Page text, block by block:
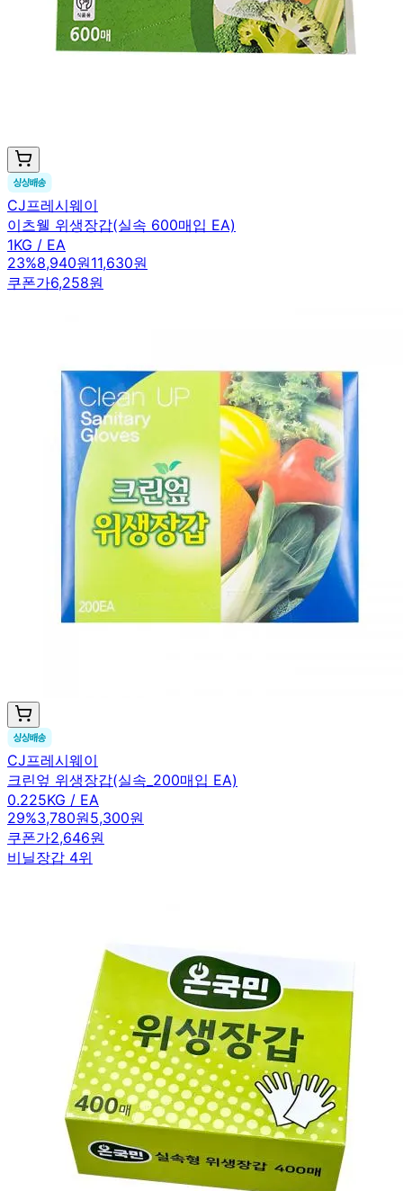
CJ프레시웨이
이츠웰 위생장갑(실속 600매입 EA)
1KG / EA
23%8,940원11,630원
쿠폰가6,258원
CJ프레시웨이
크린엎 위생장갑(실속_200매입 EA)
0.225KG / EA
29%3,780원5,300원
쿠폰가2,646원
비닐장갑 4위